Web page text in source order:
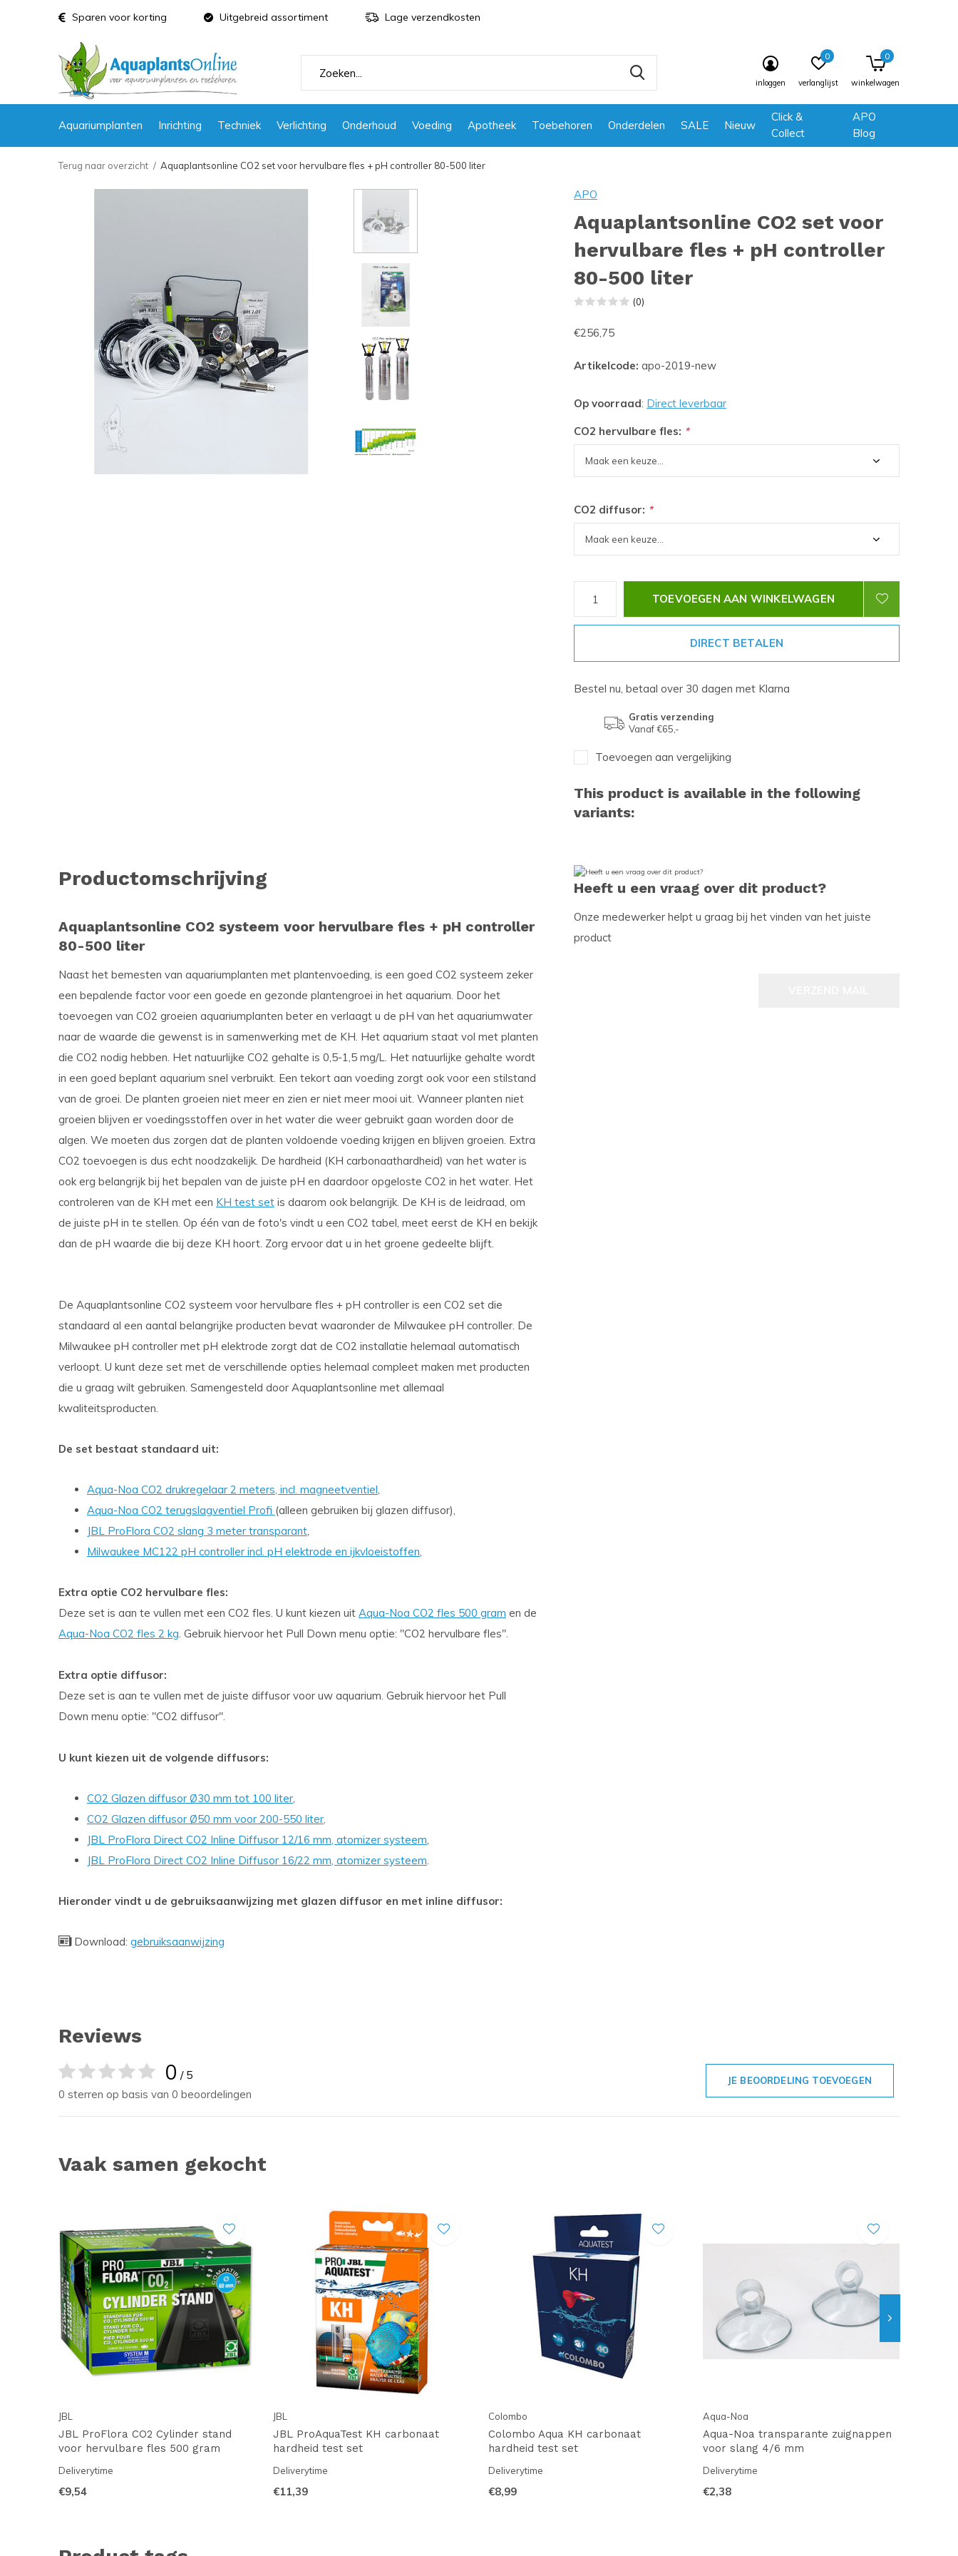
Aquariumplanten Inrichting Techniek Verlichting Onderhoud Voeding Apotheek Toebehoren Onderdelen SALE Nieuw
Click &
Collect
APO
Blog
inloggen verlanglijst
0
winkelwagen
0
Sparen voor korting Uitgebreid assortiment Lage verzendkosten
Terug naar overzicht Aquaplantsonline CO2 set voor hervulbare fles + pH controller 80-500 liter
APO
Aquaplantsonline CO2 set voor
hervulbare fles + pH controller
80-500 liter
(0)
€256,75
Artikelcode: apo-2019-new
Op voorraad: Direct leverbaar
CO2 hervulbare fles: *
CO2 diffusor: *
TOEVOEGEN AAN WINKELWAGEN
DIRECT BETALEN
Bestel nu, betaal over 30 dagen met Klarna
Gratis verzending
Vanaf €65,-
Toevoegen aan vergelijking
This product is available in the following
variants:
Productomschrijving
Aquaplantsonline CO2 systeem voor hervulbare fles + pH controller
80-500 liter
Naast het bemesten van aquariumplanten met plantenvoeding, is een goed CO2 systeem zeker
een bepalende factor voor een goede en gezonde plantengroei in het aquarium. Door het
toevoegen van CO2 groeien aquariumplanten beter en verlaagt u de pH van het aquariumwater
naar de waarde die gewenst is in samenwerking met de KH. Het aquarium staat vol met planten
die CO2 nodig hebben. Het natuurlijke CO2 gehalte is 0,5-1,5 mg/L. Het natuurlijke gehalte wordt
in een goed beplant aquarium snel verbruikt. Een tekort aan voeding zorgt ook voor een stilstand
van de groei. De planten groeien niet meer en zien er niet meer mooi uit. Wanneer planten niet
groeien blijven er voedingsstoffen over in het water die weer gebruikt gaan worden door de
algen. We moeten dus zorgen dat de planten voldoende voeding krijgen en blijven groeien. Extra
CO2 toevoegen is dus echt noodzakelijk. De hardheid (KH carbonaathardheid) van het water is
ook erg belangrijk bij het bepalen van de juiste pH en daardoor opgeloste CO2 in het water. Het
controleren van de KH met een KH test set is daarom ook belangrijk. De KH is de leidraad, om
de juiste pH in te stellen. Op één van de foto's vindt u een CO2 tabel, meet eerst de KH en bekijk
dan de pH waarde die bij deze KH hoort. Zorg ervoor dat u in het groene gedeelte blijft.
De Aquaplantsonline CO2 systeem voor hervulbare fles + pH controller is een CO2 set die
standaard al een aantal belangrijke producten bevat waaronder de Milwaukee pH controller. De
Milwaukee pH controller met pH elektrode zorgt dat de CO2 installatie helemaal automatisch
verloopt. U kunt deze set met de verschillende opties helemaal compleet maken met producten
die u graag wilt gebruiken. Samengesteld door Aquaplantsonline met allemaal
kwaliteitsproducten.
De set bestaat standaard uit:
Aqua-Noa CO2 drukregelaar 2 meters, incl. magneetventiel,
Aqua-Noa CO2 terugslagventiel Profi (alleen gebruiken bij glazen diffusor),
JBL ProFlora CO2 slang 3 meter transparant,
Milwaukee MC122 pH controller incl. pH elektrode en ijkvloeistoffen,
Extra optie CO2 hervulbare fles:
Deze set is aan te vullen met een CO2 fles. U kunt kiezen uit Aqua-Noa CO2 fles 500 gram en de
Aqua-Noa CO2 fles 2 kg. Gebruik hiervoor het Pull Down menu optie: "CO2 hervulbare fles".
Extra optie diffusor:
Deze set is aan te vullen met de juiste diffusor voor uw aquarium. Gebruik hiervoor het Pull
Down menu optie: "CO2 diffusor".
U kunt kiezen uit de volgende diffusors:
CO2 Glazen diffusor Ø30 mm tot 100 liter,
CO2 Glazen diffusor Ø50 mm voor 200-550 liter,
JBL ProFlora Direct CO2 Inline Diffusor 12/16 mm, atomizer systeem,
JBL ProFlora Direct CO2 Inline Diffusor 16/22 mm, atomizer systeem.
Hieronder vindt u de gebruiksaanwijzing met glazen diffusor en met inline diffusor:
Download: gebruiksaanwijzing
Heeft u een vraag over dit product?
Onze medewerker helpt u graag bij het vinden van het juiste
product
Reviews
0 / 5
0 sterren op basis van 0 beoordelingen
JE BEOORDELING TOEVOEGEN
Vaak samen gekocht
JBL
JBL ProFlora CO2 Cylinder stand
voor hervulbare fles 500 gram
Deliverytime
€9,54
JBL
JBL ProAquaTest KH carbonaat
hardheid test set
Deliverytime
€11,39
Colombo
Colombo Aqua KH carbonaat
hardheid test set
Deliverytime
€8,99
Aqua-Noa
Aqua-Noa transparante zuignappen
voor slang 4/6 mm
Deliverytime
€2,38